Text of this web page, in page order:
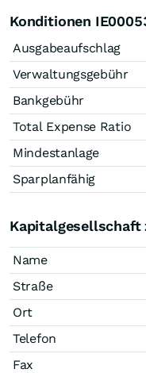
Konditionen
Ausgabeaufschlag
Verwaltungsgebühr
Bankgebühr
Total Expense Ratio
Mindestanlage
Sparplanfähig
Kapitalgesellschaft
Name
Straße
Ort
Telefon
Fax